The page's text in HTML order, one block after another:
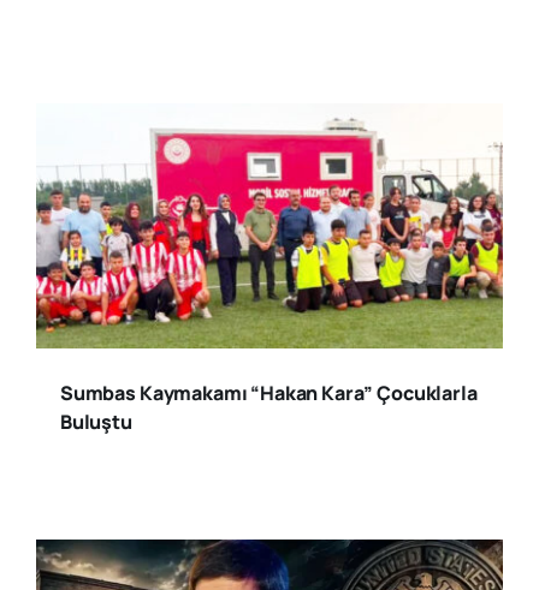
Sumbas Kaymakamı “Hakan Kara” Çocuklarla
Buluştu